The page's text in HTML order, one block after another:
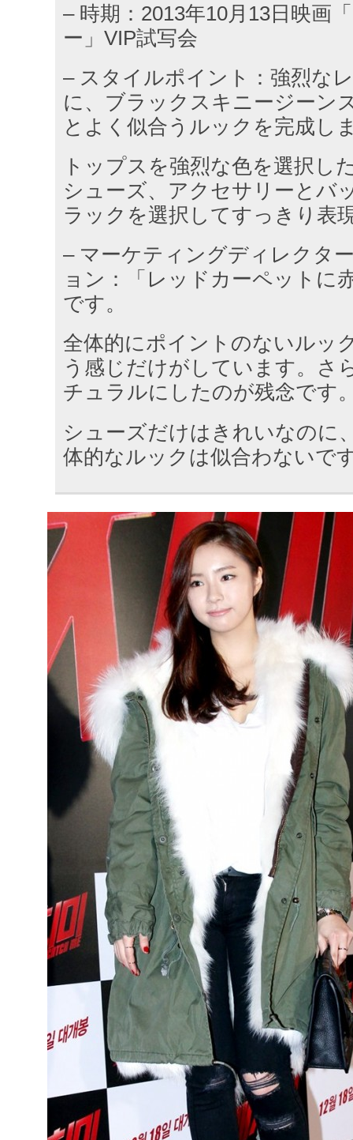
– 時期：2013年10月13日映画
ー」VIP試写会
– スタイルポイント：強烈な
に、ブラックスキニージーン
とよく似合うルックを完成し
トップスを強烈な色を選択し
シューズ、アクセサリーとバ
ラックを選択してすっきり表
– マーケティングディレクタ
ョン：「レッドカーペットに
です。
全体的にポイントのないルッ
う感じだけがしています。さ
チュラルにしたのが残念です
シューズだけはきれいなのに
体的なルックは似合わないで